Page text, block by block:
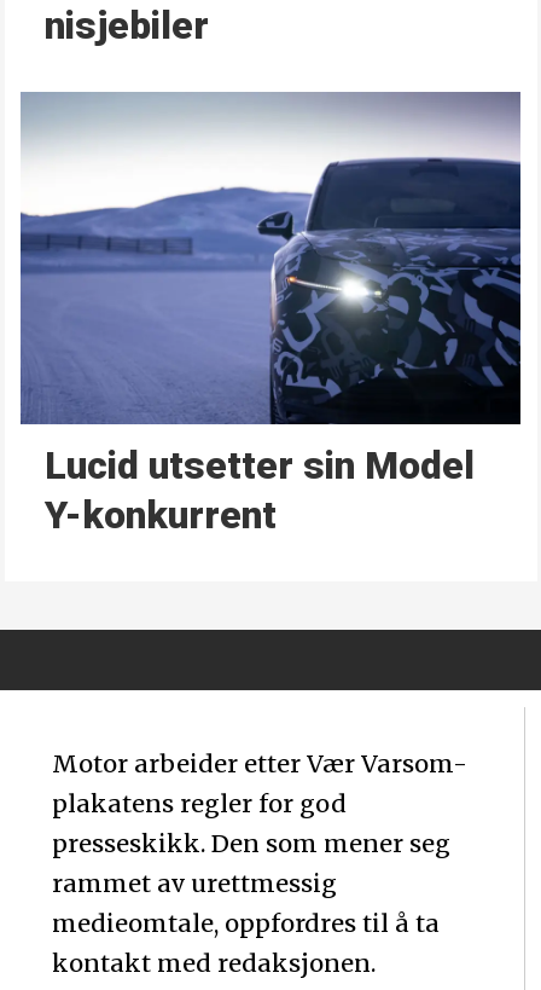
nisjebiler
Lucid utsetter sin Model
Y-konkurrent
Motor arbeider etter Vær Varsom-
plakatens regler for god
presseskikk. Den som mener seg
rammet av urettmessig
medieomtale, oppfordres til å ta
kontakt med redaksjonen.